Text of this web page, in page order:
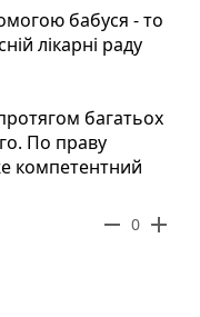
бабуся - то
лікарні раду
багатьох
По праву
компетентний
remove 0 add